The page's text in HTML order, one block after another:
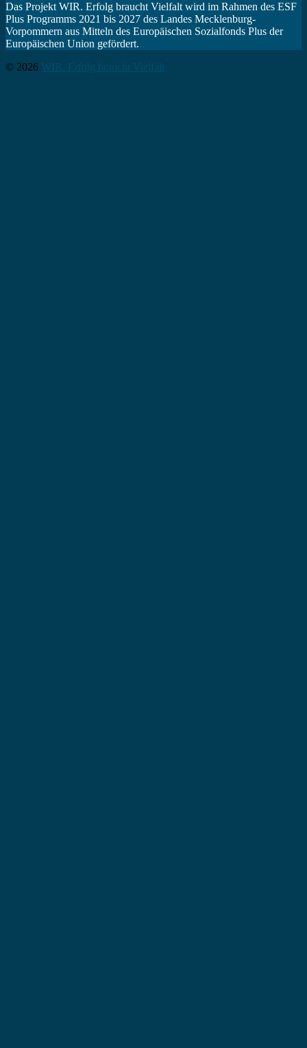
Das Projekt WIR. Erfolg braucht Vielfalt wird im Rahmen des ESF
Plus Programms 2021 bis 2027 des Landes Mecklenburg-
Vorpommern aus Mitteln des Europäischen Sozialfonds Plus der
Europäischen Union gefördert.
© 2026 WIR. Erfolg braucht Vielfalt